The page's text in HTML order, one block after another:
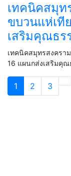
เทคนิคสมุท
ขบวนแห่เที
เสริมคุณธร
เทคนิคสมุทรสงครา
16 แผนกส่งเสริมคุ
1 2 3